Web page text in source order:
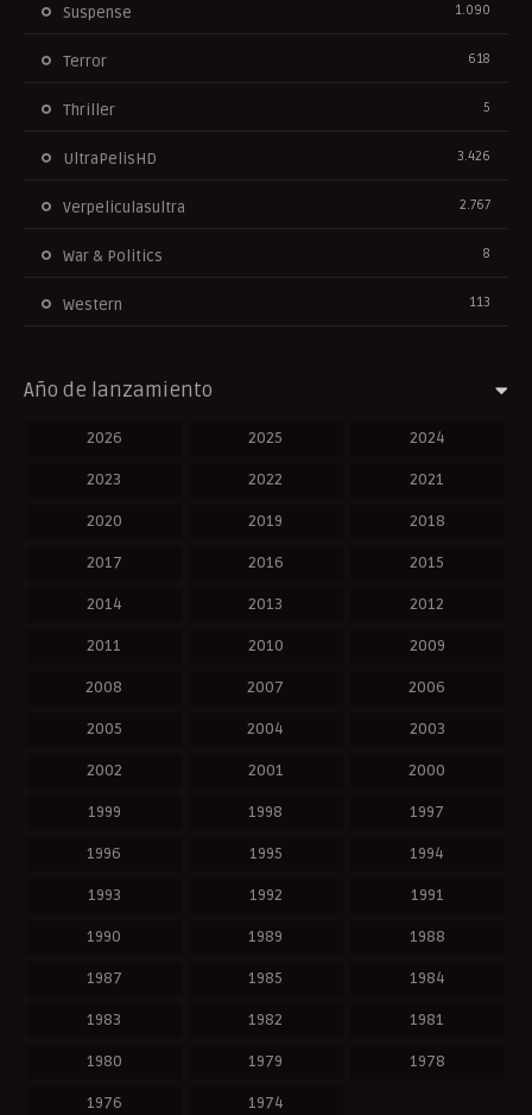
Suspense 1.090
Terror 618
Thriller 5
UltraPelisHD 3.426
Verpeliculasultra 2.767
War & Politics 8
Western 113
Año de lanzamiento
2026 2025 2024
2023 2022 2021
2020 2019 2018
2017 2016 2015
2014 2013 2012
2011 2010 2009
2008 2007 2006
2005 2004 2003
2002 2001 2000
1999 1998 1997
1996 1995 1994
1993 1992 1991
1990 1989 1988
1987 1985 1984
1983 1982 1981
1980 1979 1978
1976 1974